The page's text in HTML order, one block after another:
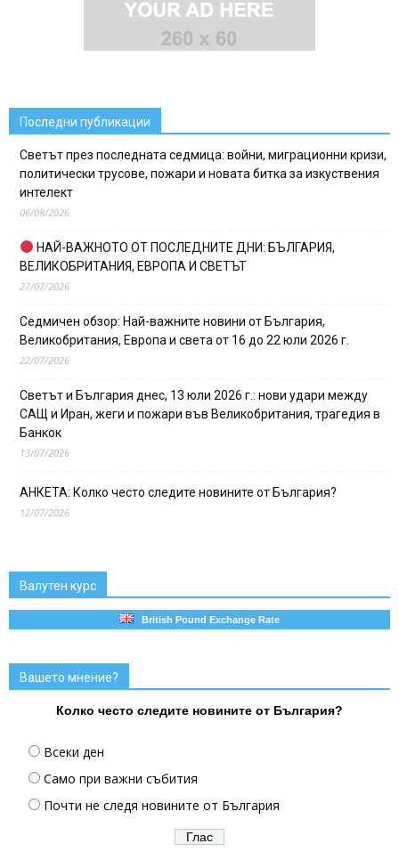
Последни публикации
Светът през последната седмица: войни, миграционни кризи,
политически трусове, пожари и новата битка за изкуствения
интелект
06/08/2026
НАЙ-ВАЖНОТО ОТ ПОСЛЕДНИТЕ ДНИ: БЪЛГАРИЯ,
ВЕЛИКОБРИТАНИЯ, ЕВРОПА И СВЕТЪТ
27/07/2026
Седмичен обзор: Най-важните новини от България,
Великобритания, Европа и света от 16 до 22 юли 2026 г.
22/07/2026
Светът и България днес, 13 юли 2026 г.: нови удари между
САЩ и Иран, жеги и пожари във Великобритания, трагедия в
Банкок
13/07/2026
АНКЕТА: Колко често следите новините от България?
12/07/2026
Валутен курс
British Pound Exchange Rate
Вашето мнение?
Колко често следите новините от България?
Всеки ден
Само при важни събития
Почти не следя новините от България